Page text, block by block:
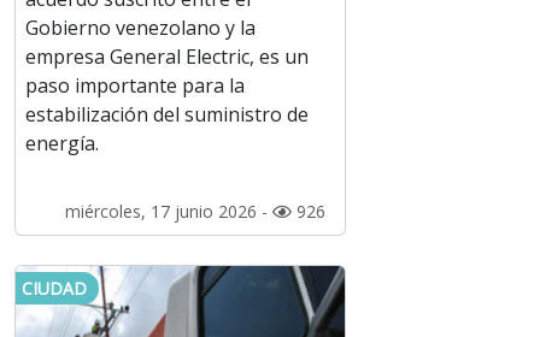
Gobierno venezolano y la
empresa General Electric, es un
paso importante para la
estabilización del suministro de
energía.
miércoles, 17 junio 2026 - 926
CIUDAD